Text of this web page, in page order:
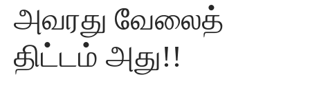
அவரது வேலைத்
திட்டம் அது!!